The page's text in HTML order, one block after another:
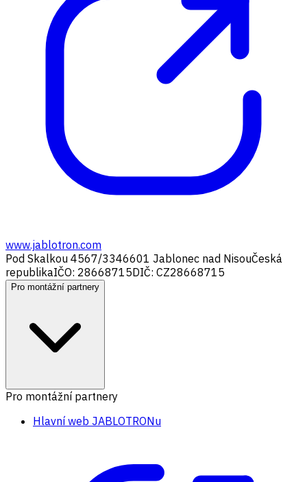
www.jablotron.com
Pod Skalkou 4567/3346601 Jablonec nad NisouČeská
republikaIČO: 28668715DIČ: CZ28668715
Pro montážní partnery
Pro montážní partnery
Hlavní web JABLOTRONu